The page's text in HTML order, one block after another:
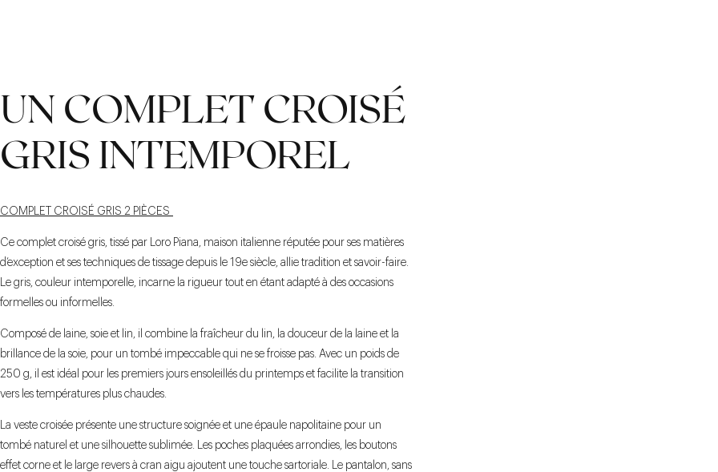
UN COMPLET CROISÉ
GRIS INTEMPOREL
COMPLET CROISÉ GRIS 2 PIÈCES
Ce complet croisé gris, tissé par Loro Piana, maison italienne réputée pour ses matières
d’exception et ses techniques de tissage depuis le 19e siècle, allie tradition et savoir-faire.
Le gris, couleur intemporelle, incarne la rigueur tout en étant adapté à des occasions
formelles ou informelles.
Composé de laine, soie et lin, il combine la fraîcheur du lin, la douceur de la laine et la
brillance de la soie, pour un tombé impeccable qui ne se froisse pas. Avec un poids de
250 g, il est idéal pour les premiers jours ensoleillés du printemps et facilite la transition
vers les températures plus chaudes.
La veste croisée présente une structure soignée et une épaule napolitaine pour un
tombé naturel et une silhouette sublimée. Les poches plaquées arrondies, les boutons
effet corne et le large revers à cran aigu ajoutent une touche sartoriale. Le pantalon, sans